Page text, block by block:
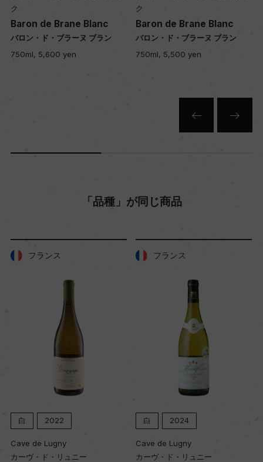
ク
Baron de Brane Blanc
バロン・ド・ブラーヌ ブラン
750ml, 5,600 yen
ク
Baron de Brane Blanc
バロン・ド・ブラーヌ ブラン
750ml, 5,500 yen
「品種」が同じ商品
フランス
白 2022
Cave de Lugny
カーヴ・ド・リュニー
フランス
白 2024
Cave de Lugny
カーヴ・ド・リュニー